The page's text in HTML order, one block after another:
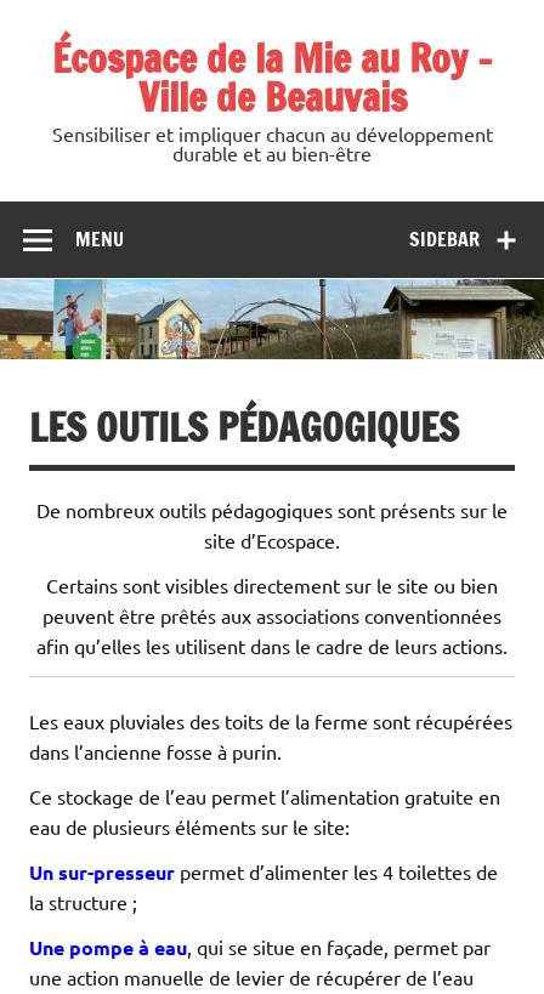
contentÉcospace de la Mie au Roy –
Ville de Beauvais
Sensibiliser et impliquer chacun au développement
durable et au bien-être
SIDEBAR
MENU
LES OUTILS PÉDAGOGIQUES
De nombreux outils pédagogiques sont présents sur le
site d’Ecospace.
Certains sont visibles directement sur le site ou bien
peuvent être prêtés aux associations conventionnées
afin qu’elles les utilisent dans le cadre de leurs actions.
Les eaux pluviales des toits de la ferme sont récupérées
dans l’ancienne fosse à purin.
Ce stockage de l’eau permet l’alimentation gratuite en
eau de plusieurs éléments sur le site:
Un sur-presseur permet d’alimenter les 4 toilettes de
la structure ;
Une pompe à eau, qui se situe en façade, permet par
une action manuelle de levier de récupérer de l’eau